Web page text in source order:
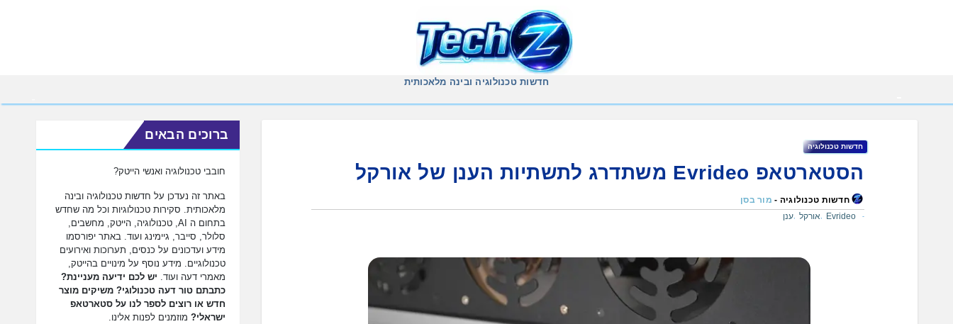
חדשות טכנולוגיה ובינה מלאכותית
חדשות טכנולוגיה
הסטארטאפ Evrideo משתדרג לתשתיות הענן של אורקל
חדשות טכנולוגיה - מור בסן
Evrideo
,אורקל ,ענן
ברוכים הבאים
חובבי טכנולוגיה ואנשי הייטק?
באתר זה נעדכן על חדשות טכנולוגיה ובינה
מלאכותית. סקירות טכנולוגיות וכל מה שחדש
בתחום ה AI, טכנולוגיה, הייטק, מחשבים,
סלולר, סייבר, גיימינג ועוד. באתר יפורסמו
מידע ועדכונים על כנסים, תערוכות ואירועים
טכנולוגיים. מידע נוסף על מינויים בהייטק,
מאמרי דעה ועוד. יש לכם ידיעה מעניינת?
כתבתם טור דעה טכנולוגי? משיקים מוצר
חדש או רוצים לספר לנו על סטארטאפ
ישראלי? מוזמנים לפנות אלינו.